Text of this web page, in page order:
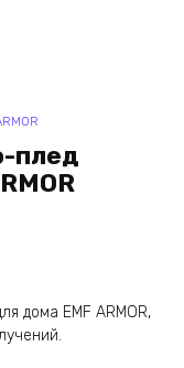
плед
дома EMF ARMOR,